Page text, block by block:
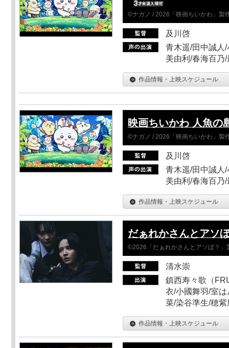
©ナガノ / 2026「映画ちいかわ」製
及川啓
青木遥/田中誠人
美由利/春海百乃
作品情報・上映スケジュール
映画ちいかわ 人魚の
©ナガノ / 2026「映画ちいかわ」製
及川啓
青木遥/田中誠人
美由利/春海百乃
作品情報・上映スケジュール
だぁれかさんとアソ
©2026「だぁれかさんとアソぼ？」
清水崇
鎮西寿々歌（
衣/小國舞羽/室
菜/染谷準生/穂
作品情報・上映スケジュール